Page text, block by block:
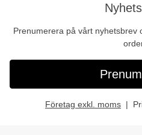
Prenumerera på vårt nyhetsbrev
Företag exkl. moms